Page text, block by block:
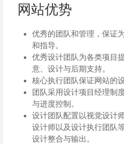
网站优势
优秀的团队和管理，保证
和指导。
优秀设计团队为各类项目
意、设计与后期支持。
核心执行团队保证网站的
团队采用设计项目经理制
与进度控制。
设计团队配置以视觉设计
设计师以及设计执行团队
设计整合与输出。